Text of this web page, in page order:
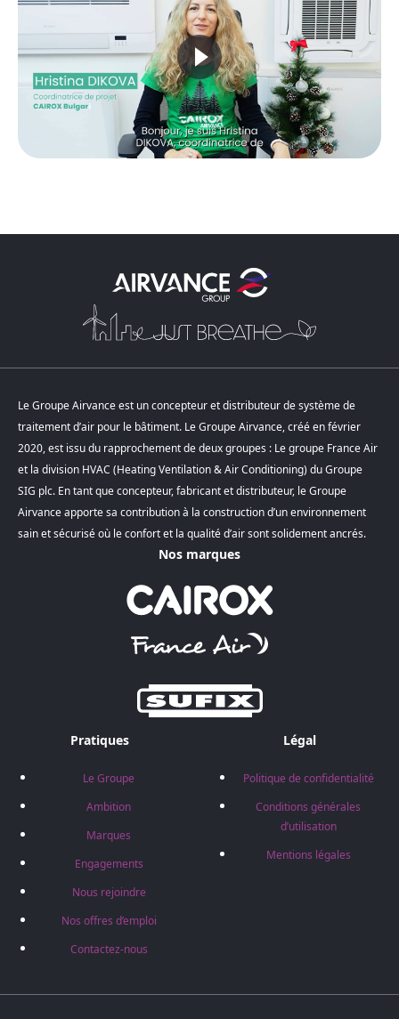
Le Groupe Airvance est un concepteur et distributeur de système de
traitement d’air pour le bâtiment. Le Groupe Airvance, créé en février
2020, est issu du rapprochement de deux groupes : Le groupe France Air
et la division HVAC (Heating Ventilation & Air Conditioning) du Groupe
SIG plc. En tant que concepteur, fabricant et distributeur, le Groupe
Airvance apporte sa contribution à la construction d’un environnement
sain et sécurisé où le confort et la qualité d’air sont solidement ancrés.
Nos marques
Pratiques
Le Groupe
Ambition
Marques
Engagements
Nous rejoindre
Nos offres d’emploi
Contactez-nous
Légal
Politique de confidentialité
Conditions générales
d’utilisation
Mentions légales